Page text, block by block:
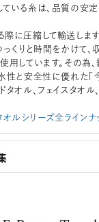
いる糸は、品質の安
に圧縮して輸送しま
っくりと時間をかけて
用しています。その
性と安全性に優れた「
タオル、フェイスタオ
ルシリーズ全ラインナ